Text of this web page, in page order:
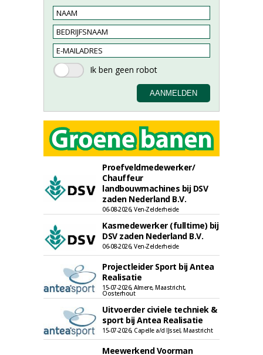
Proefveldmedewerker/
Chauffeur
landbouwmachines bij DSV
zaden Nederland B.V.
06-08-2026, Ven-Zelderheide
Kasmedewerker (fulltime) bij
DSV zaden Nederland B.V.
06-08-2026, Ven-Zelderheide
Projectleider Sport bij Antea
Realisatie
15-07-2026, Almere, Maastricht,
Oosterhout
Uitvoerder civiele techniek &
sport bij Antea Realisatie
15-07-2026, Capelle a/d IJssel, Maastricht
Meewerkend Voorman